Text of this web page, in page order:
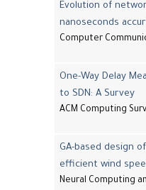
Evolution of
nanoseconds
Computer
One-Way Delay
to SDN: A Survey
ACM Computing
GA-based design
efficient wind
Neural Computing